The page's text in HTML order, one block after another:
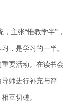
，主张“惟教学半”，
，是学习的一半。
要活动。在读书会
师进行补充与评
互切磋。